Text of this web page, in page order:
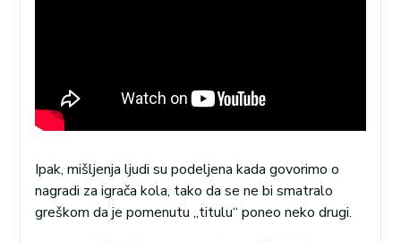
Ipak, mišljenja ljudi su podeljena kada govorimo o
nagradi za igrača kola, tako da se ne bi smatralo
greškom da je pomenutu „titulu“ poneo neko drugi.